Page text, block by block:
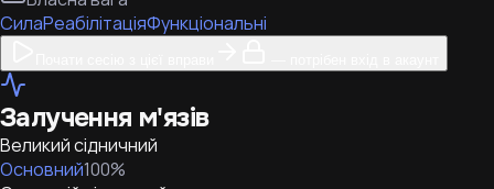
СилаРеабілітаціяФункціональні
Залучення м'язів
Великий сідничний
Основний100%